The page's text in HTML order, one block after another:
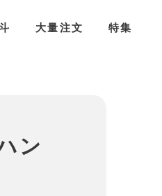
大量注文 特集
ン